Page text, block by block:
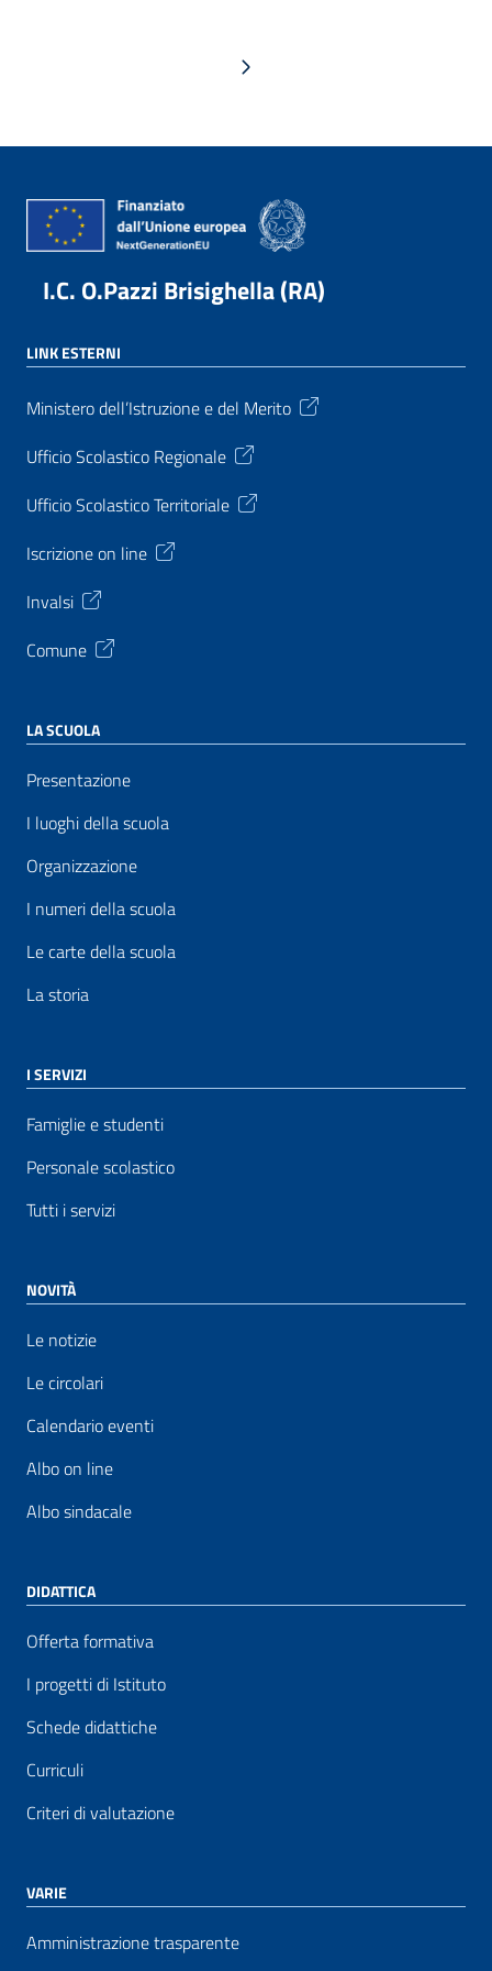
Pagina successiva
I.C. O.Pazzi Brisighella (RA)
LINK ESTERNI
Ministero dell’Istruzione e del Merito
Ufficio Scolastico Regionale
Ufficio Scolastico Territoriale
Iscrizione on line
Invalsi
Comune
LA SCUOLA
Presentazione
I luoghi della scuola
Organizzazione
I numeri della scuola
Le carte della scuola
La storia
I SERVIZI
Famiglie e studenti
Personale scolastico
Tutti i servizi
NOVITÀ
Le notizie
Le circolari
Calendario eventi
Albo on line
Albo sindacale
DIDATTICA
Offerta formativa
I progetti di Istituto
Schede didattiche
Curriculi
Criteri di valutazione
VARIE
Amministrazione trasparente